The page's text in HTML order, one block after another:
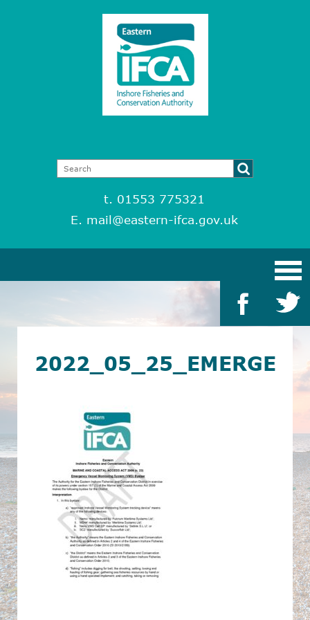
t. 01553 775321
E. mail@eastern-ifca.gov.uk